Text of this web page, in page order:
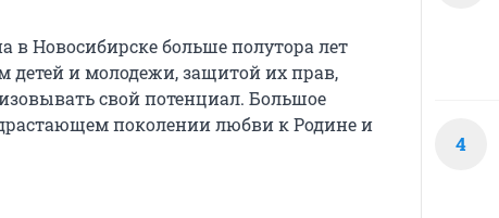
в Новосибирске больше полутора лет
детей и молодежи, защитой их прав,
свой потенциал. Большое
поколении любви к Родине и
4